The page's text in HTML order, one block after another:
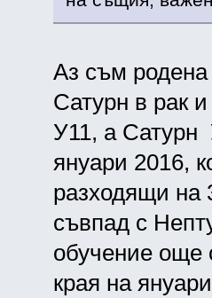
Аз съм
Сатурн в рак
У11, а
януари 2016,
разходящи на
съвпад с
обучение още
края на